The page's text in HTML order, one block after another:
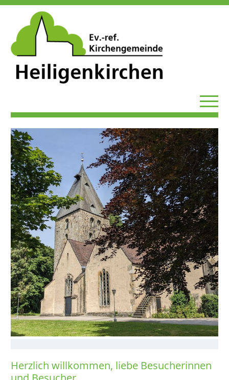
Herzlich willkommen, liebe Besucherinnen